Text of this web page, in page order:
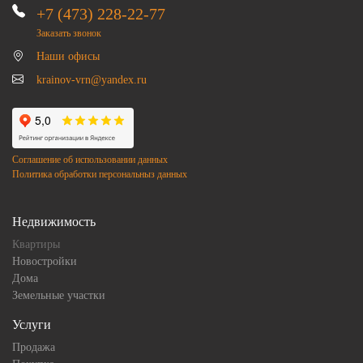
+7 (473) 228-22-77
Заказать звонок
Наши офисы
krainov-vrn@yandex.ru
Соглашение об использовании данных
Политика обработки персональныз данных
Недвижимость
Квартиры
Новостройки
Дома
Земельные участки
Услуги
Продажа